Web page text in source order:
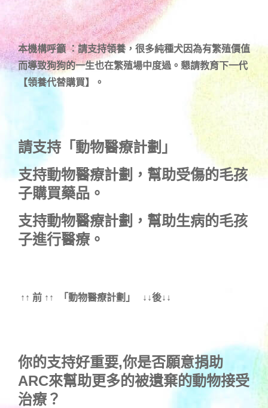
本機構呼籲 ：請支持領養，很多純種犬因為有繁殖價值
而導致狗狗的一生也在繁殖場中度過。懇請教育下一代
【領養代替購買】。
請支持「動物醫療計劃」
支持動物醫療計劃 ，幫助受傷的毛孩
子購買藥品。
支持動物醫療計劃 ，幫助生病的毛孩
子進行醫療。
↑↑ 前 ↑↑ 「動物醫療計劃」 ↓↓後↓↓
你的支持好重要,你是否願意捐助
ARC來幫助更多的被遺棄的動物接受
治療？